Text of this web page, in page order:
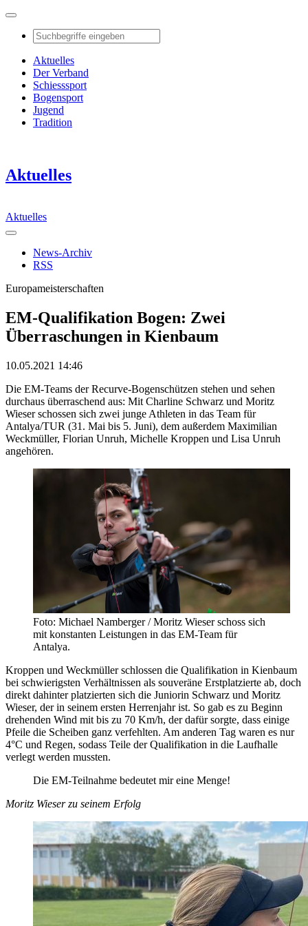
Aktuelles
Der Verband
Schiesssport
Bogensport
Jugend
Tradition
Aktuelles
Aktuelles
News-Archiv
RSS
Europameisterschaften
EM-Qualifikation Bogen: Zwei
Überraschungen in Kienbaum
10.05.2021 14:46
Die EM-Teams der Recurve-Bogenschützen stehen und sehen
durchaus überraschend aus: Mit Charline Schwarz und Moritz
Wieser schossen sich zwei junge Athleten in das Team für
Antalya/TUR (31. Mai bis 5. Juni), dem außerdem Maximilian
Weckmüller, Florian Unruh, Michelle Kroppen und Lisa Unruh
angehören.
Foto: Michael Namberger / Moritz Wieser schoss sich
mit konstanten Leistungen in das EM-Team für
Antalya.
Kroppen und Weckmüller schlossen die Qualifikation in Kienbaum
bei schwierigsten Verhältnissen als souveräne Erstplatzierte ab, doch
direkt dahinter platzierten sich die Juniorin Schwarz und Moritz
Wieser, der in seinem ersten Herrenjahr ist. So gab es zu Beginn
drehenden Wind mit bis zu 70 Km/h, der dafür sorgte, dass einige
Pfeile die Scheiben ganz verfehlten. Am anderen Tag waren es nur
4°C und Regen, sodass Teile der Qualifikation in die Laufhalle
verlegt werden mussten.
Die EM-Teilnahme bedeutet mir eine Menge!
Moritz Wieser zu seinem Erfolg